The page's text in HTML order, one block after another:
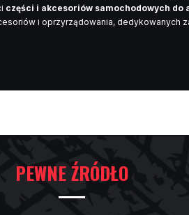
części i akcesoriów samochodowych do
i oprzyrządowania, dedykowanych
PEWNE ŹRÓDŁO